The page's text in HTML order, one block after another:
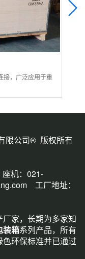
接，广泛应用于重
限公司® 版权所有
机：021-
工厂地址：
厂家，长期为多家知
装箱系列产品，所有
环保标准并已通过